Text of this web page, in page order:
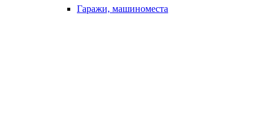
Гаражи, машиноместа